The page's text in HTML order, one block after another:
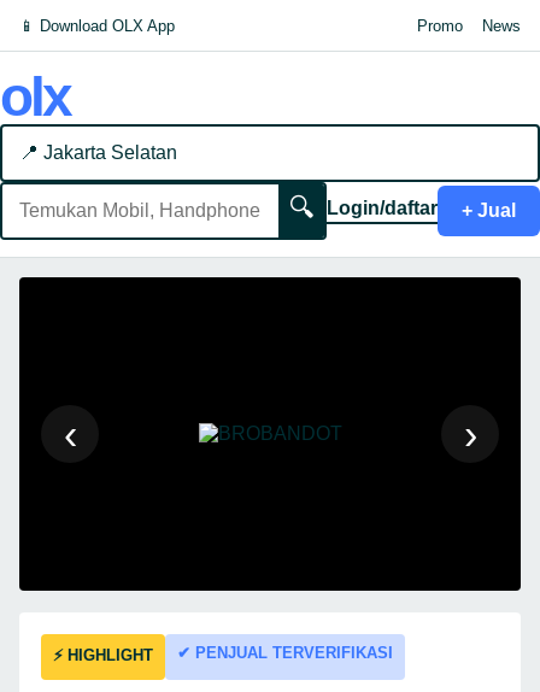
📱 Download OLX App Promo News
olx
📍 Jakarta Selatan
🔍 Login/daftar + Jual
‹ ›
⚡ HIGHLIGHT ✔ PENJUAL TERVERIFIKASI